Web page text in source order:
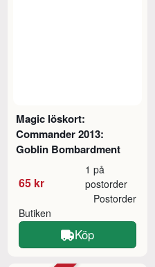
Magic löskort:
Commander 2013:
Goblin Bombardment
65 kr
1 på
postorder
Butiken
Postorder
Köp